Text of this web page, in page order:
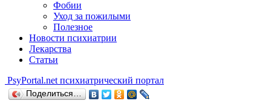
Фобии
Уход за пожилыми
Полезное
Новости психиатрии
Лекарства
Статьи
PsyPortal.net психиатрический портал
Поделиться…